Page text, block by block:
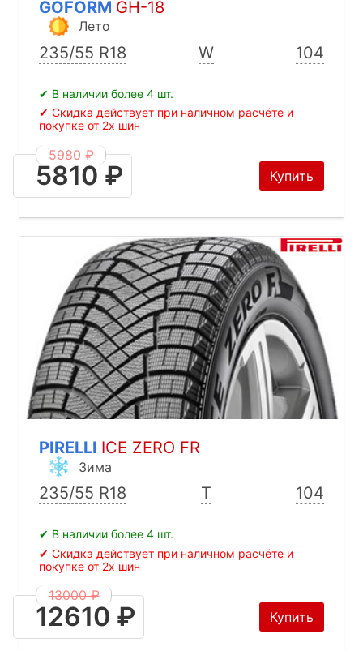
GOFORM GH-18
Лето
235/55 R18 W 104
✔ В наличии более 4 шт.
✔ Скидка действует при наличном расчёте и
покупке от 2х шин
5980 ₽
5810 ₽ Купить
PIRELLI ICE ZERO FR
Зима
235/55 R18 T 104
✔ В наличии более 4 шт.
✔ Скидка действует при наличном расчёте и
покупке от 2х шин
13000 ₽
12610 ₽ Купить